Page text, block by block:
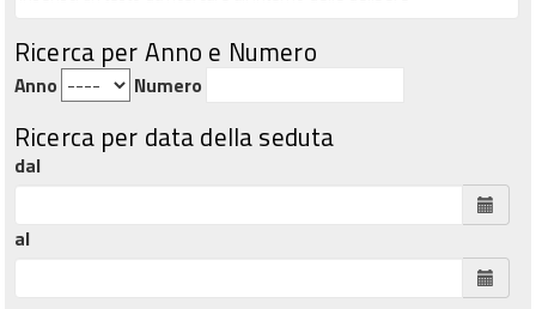
Ricerca per Anno e Numero
Anno Numero
Ricerca per data della seduta
dal
al